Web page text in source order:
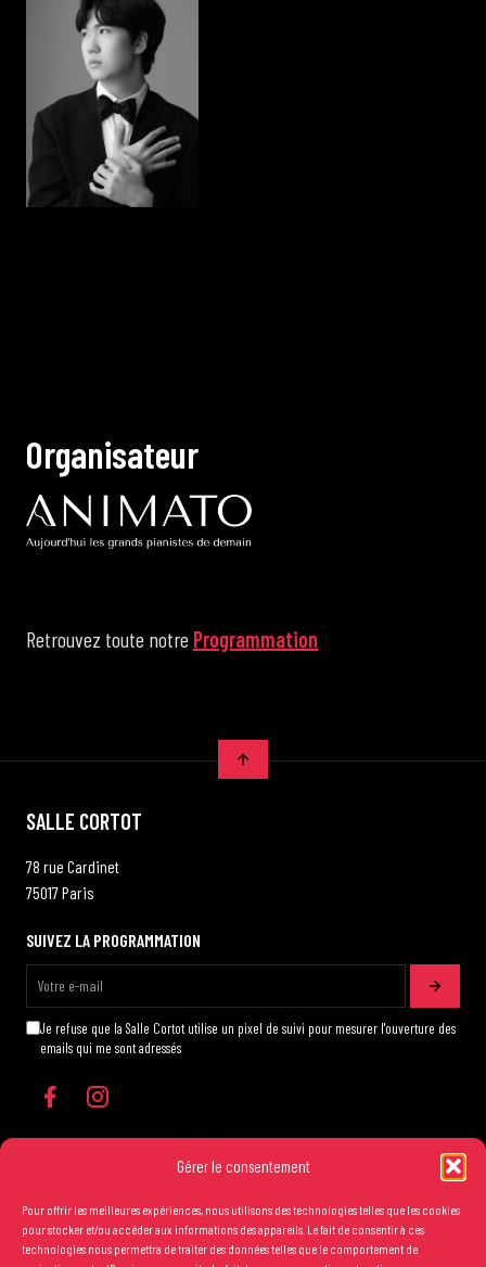
Gérer le consentement
Pour offrir les meilleures expériences, nous utilisons des technologies telles que les cookies
pour stocker et/ou accéder aux informations des appareils. Le fait de consentir à ces
technologies nous permettra de traiter des données telles que le comportement de
Organisateur
Retrouvez toute notre Programmation
SALLE CORTOT
78 rue Cardinet
75017 Paris
SUIVEZ LA PROGRAMMATION
Je refuse que la Salle Cortot utilise un pixel de suivi pour mesurer l'ouverture des
emails qui me sont adressés
Les conditions générales de vente
Mentions légales